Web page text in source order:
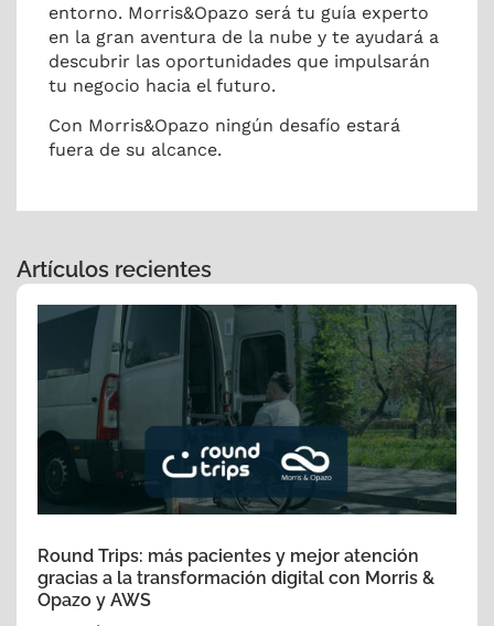
entorno. Morris&Opazo será tu guía experto
en la gran aventura de la nube y te ayudará a
descubrir las oportunidades que impulsarán
tu negocio hacia el futuro.
Con Morris&Opazo ningún desafío estará
fuera de su alcance.
Artículos recientes
Round Trips: más pacientes y mejor atención
gracias a la transformación digital con Morris &
Opazo y AWS